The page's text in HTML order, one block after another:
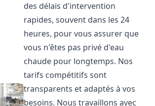
des délais d'intervention
rapides, souvent dans les 24
heures, pour vous assurer que
vous n'êtes pas privé d'eau
chaude pour longtemps. Nos
tarifs compétitifs sont
transparents et adaptés à vos
besoins. Nous travaillons avec